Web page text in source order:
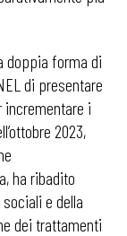
doppia forma di
di presentare
i
2023,
ha ribadito
e della
dei trattamenti